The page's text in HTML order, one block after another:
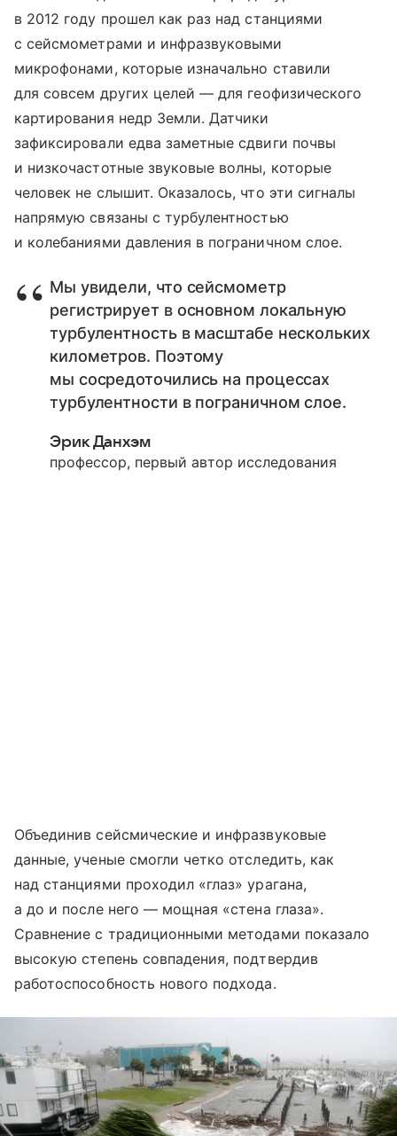
в 2012 году прошел как раз над станциями
с сейсмометрами и инфразвуковыми
микрофонами, которые изначально ставили
для совсем других целей — для геофизического
картирования недр Земли. Датчики
зафиксировали едва заметные сдвиги почвы
и низкочастотные звуковые волны, которые
человек не слышит. Оказалось, что эти сигналы
напрямую связаны с турбулентностью
и колебаниями давления в пограничном слое.
Мы увидели, что сейсмометр
регистрирует в основном локальную
турбулентность в масштабе нескольких
километров. Поэтому
мы сосредоточились на процессах
турбулентности в пограничном слое.
Эрик Данхэм
профессор, первый автор исследования
Объединив сейсмические и инфразвуковые
данные, ученые смогли четко отследить, как
над станциями проходил «глаз» урагана,
а до и после него — мощная «стена глаза».
Сравнение с традиционными методами показало
высокую степень совпадения, подтвердив
работоспособность нового подхода.